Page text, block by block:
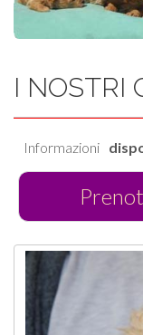
I NOSTRI
Informazioni